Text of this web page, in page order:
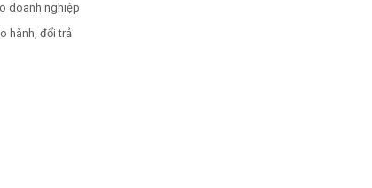
doanh nghiệp
hành, đổi trả